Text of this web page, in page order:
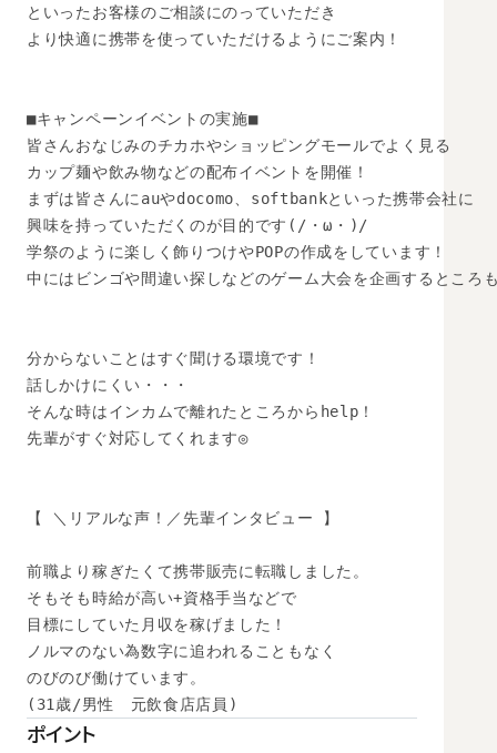
といったお客様のご相談にのっていただき
より快適に携帯を使っていただけるようにご案内！
■キャンペーンイベントの実施■
皆さんおなじみのチカホやショッピングモールでよく見る
カップ麺や飲み物などの配布イベントを開催！
まずは皆さんにauやdocomo、softbankといった携帯会社に
興味を持っていただくのが目的です(/・ω・)/
学祭のように楽しく飾りつけやPOPの作成をしています！
中にはビンゴや間違い探しなどのゲーム大会を企画するとこ
分からないことはすぐ聞ける環境です！
話しかけにくい・・・
そんな時はインカムで離れたところからhelp！
先輩がすぐ対応してくれます◎
【 ＼リアルな声！／先輩インタビュー 】
前職より稼ぎたくて携帯販売に転職しました。
そもそも時給が高い+資格手当などで
目標にしていた月収を稼げました！
ノルマのない為数字に追われることもなく
のびのび働けています。
(31歳/男性　元飲食店店員)
ポイント